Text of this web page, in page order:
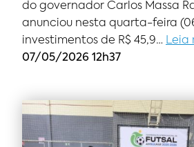
do governador Carlos Massa
anunciou nesta quarta-feira
investimentos de R$ 45,9… Leia
07/05/2026 12h37